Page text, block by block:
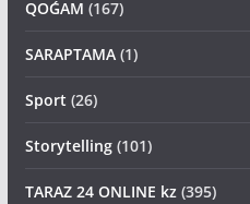
QOǴAM (167)
SARAPTAMA(1)
Sport (26)
Storytelling(101)
TARAZ 24 ONLINE kz(395)